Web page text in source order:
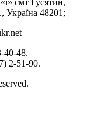
смт Гусятин,
Україна 48201;
40-48.
2-51-90.